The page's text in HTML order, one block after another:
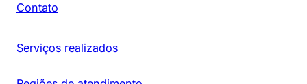
Contato
Serviços realizados